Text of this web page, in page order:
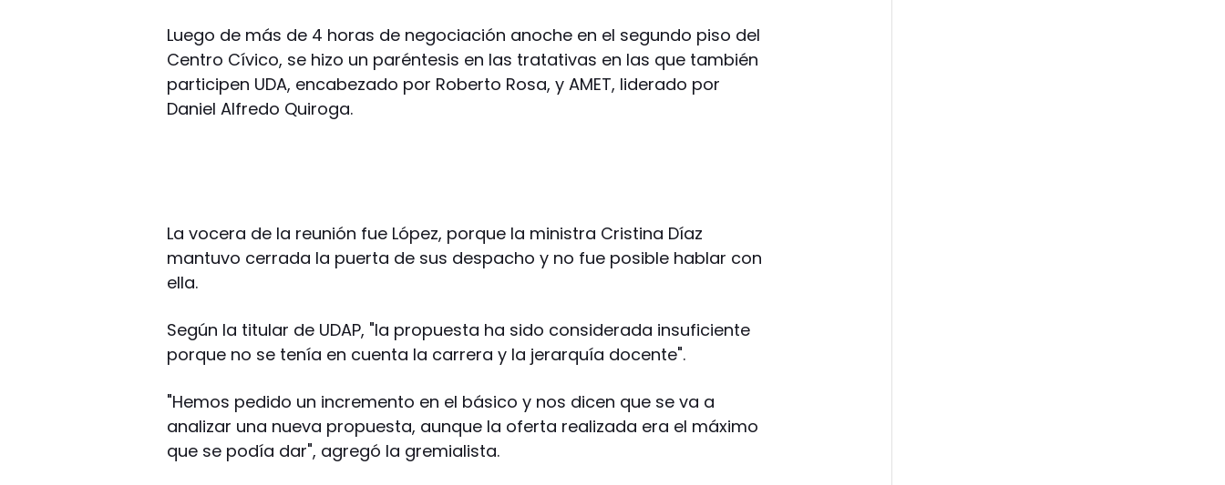
Luego de más de 4 horas de negociación anoche en el segundo piso del
Centro Cívico, se hizo un paréntesis en las tratativas en las que también
participen UDA, encabezado por Roberto Rosa, y AMET, liderado por
Daniel Alfredo Quiroga.
La vocera de la reunión fue López, porque la ministra Cristina Díaz
mantuvo cerrada la puerta de sus despacho y no fue posible hablar con
ella.
Según la titular de UDAP, "la propuesta ha sido considerada insuficiente
porque no se tenía en cuenta la carrera y la jerarquía docente".
"Hemos pedido un incremento en el básico y nos dicen que se va a
analizar una nueva propuesta, aunque la oferta realizada era el máximo
que se podía dar", agregó la gremialista.